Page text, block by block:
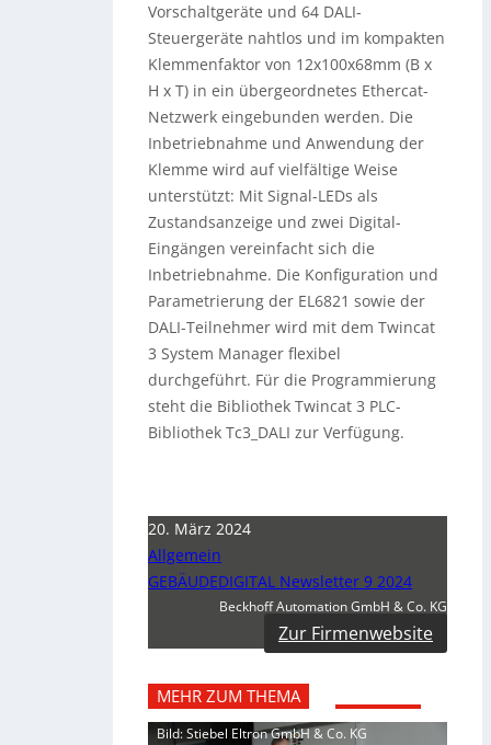
Vorschaltgeräte und 64 DALI-
Steuergeräte nahtlos und im kompakten
Klemmenfaktor von 12x100x68mm (B x
H x T) in ein übergeordnetes Ethercat-
Netzwerk eingebunden werden. Die
Inbetriebnahme und Anwendung der
Klemme wird auf vielfältige Weise
unterstützt: Mit Signal-LEDs als
Zustandsanzeige und zwei Digital-
Eingängen vereinfacht sich die
Inbetriebnahme. Die Konfiguration und
Parametrierung der EL6821 sowie der
DALI-Teilnehmer wird mit dem Twincat
3 System Manager flexibel
durchgeführt. Für die Programmierung
steht die Bibliothek Twincat 3 PLC-
Bibliothek Tc3_DALI zur Verfügung.
20. März 2024
Allgemein
GEBÄUDEDIGITAL Newsletter 9 2024
Beckhoff Automation GmbH & Co. KG
Zur Firmenwebsite
MEHR ZUM THEMA
Bild: Stiebel Eltron GmbH & Co. KG